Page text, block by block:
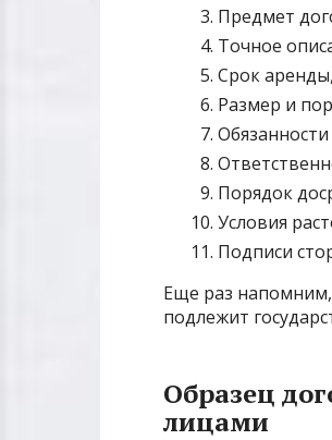
Предмет
Точное
Срок
Размер и
Порядок
Условия
Подписи
Еще раз напомним,
подлежит
Образец
лицами